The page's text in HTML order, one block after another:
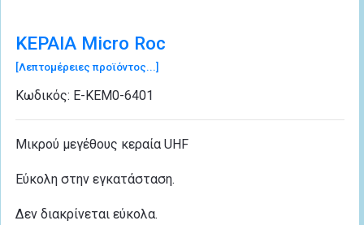
ΚΕΡΑΙΑ Micro Roc
[Λεπτομέρειες προϊόντος...]
Κωδικός: Ε-ΚΕΜ0-6401
Μικρού μεγέθους κεραία UHF
Εύκολη στην εγκατάσταση.
Δεν διακρίνεται εύκολα.